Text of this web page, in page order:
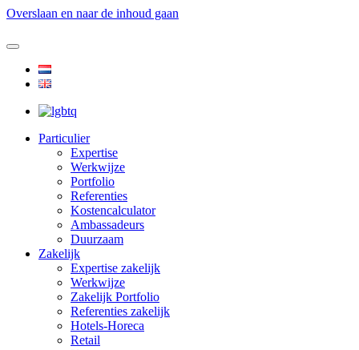
Overslaan en naar de inhoud gaan
Particulier
Expertise
Werkwijze
Portfolio
Referenties
Kostencalculator
Ambassadeurs
Duurzaam
Zakelijk
Expertise zakelijk
Werkwijze
Zakelijk Portfolio
Referenties zakelijk
Hotels-Horeca
Retail